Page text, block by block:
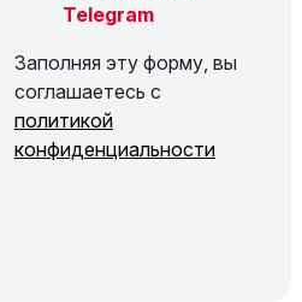
Telegram
Заполняя эту форму, вы
соглашаетесь с
политикой
конфиденциальности